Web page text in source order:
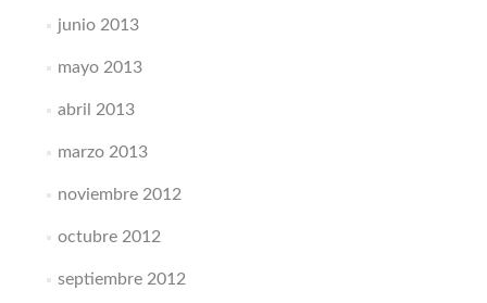
junio 2013
mayo 2013
abril 2013
marzo 2013
noviembre 2012
octubre 2012
septiembre 2012